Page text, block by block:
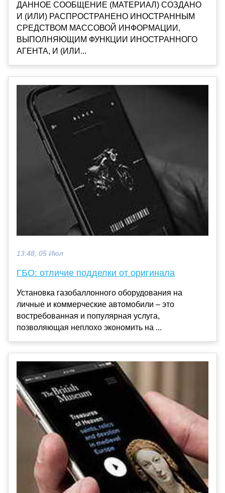
ДАННОЕ СООБЩЕНИЕ (МАТЕРИАЛ) СОЗДАНО
И (ИЛИ) РАСПРОСТРАНЕНО ИНОСТРАННЫМ
СРЕДСТВОМ МАССОВОЙ ИНФОРМАЦИИ,
ВЫПОЛНЯЮЩИМ ФУНКЦИИ ИНОСТРАННОГО
АГЕНТА, И (ИЛИ...
13:48, 05 Июл
ГБО: отличие подделки от оригинала
Установка газобаллонного оборудования на
личные и коммерческие автомобили – это
востребованная и популярная услуга,
позволяющая неплохо экономить на ...